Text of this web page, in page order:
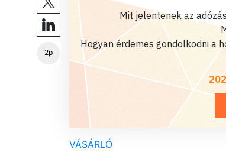
2p
Mit jelentenek az
Hogyan érdemes gondolkodni a
VÁSÁRLÓ